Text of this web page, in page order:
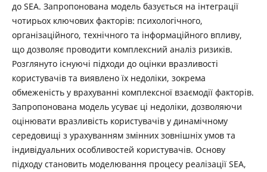
до SEA. Запропонована модель базується на інтеграції
чотирьох ключових факторів: психологічного,
організаційного, технічного та інформаційного впливу,
що дозволяє проводити комплексний аналіз ризиків.
Розглянуто існуючі підходи до оцінки вразливості
користувачів та виявлено їх недоліки, зокрема
обмеженість у врахуванні комплексної взаємодії факторів.
Запропонована модель усуває ці недоліки, дозволяючи
оцінювати вразливість користувачів у динамічному
середовищі з урахуванням змінних зовнішніх умов та
індивідуальних особливостей користувачів. Основу
підходу становить моделювання процесу реалізації SEA,